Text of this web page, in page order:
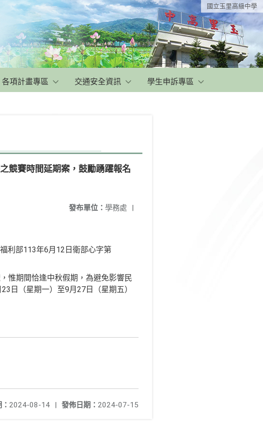
國立玉里高級中學
各項計畫專區 交通安全資訊 學生申訴專區
競賽時間延期案，鼓勵踴躍報名
發布單位： 學務處 |
利部113年6月12日衛部心字第
惟期間恰逢中秋假期，為避免影響民
日（星期一）至9月27日（星期五）
發佈日期： 2024-07-15
2024-08-14 |